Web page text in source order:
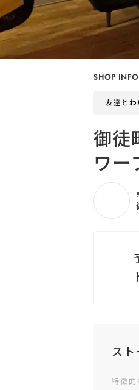
SHOP
友達とわ
御徒
ワー
ス
特徴